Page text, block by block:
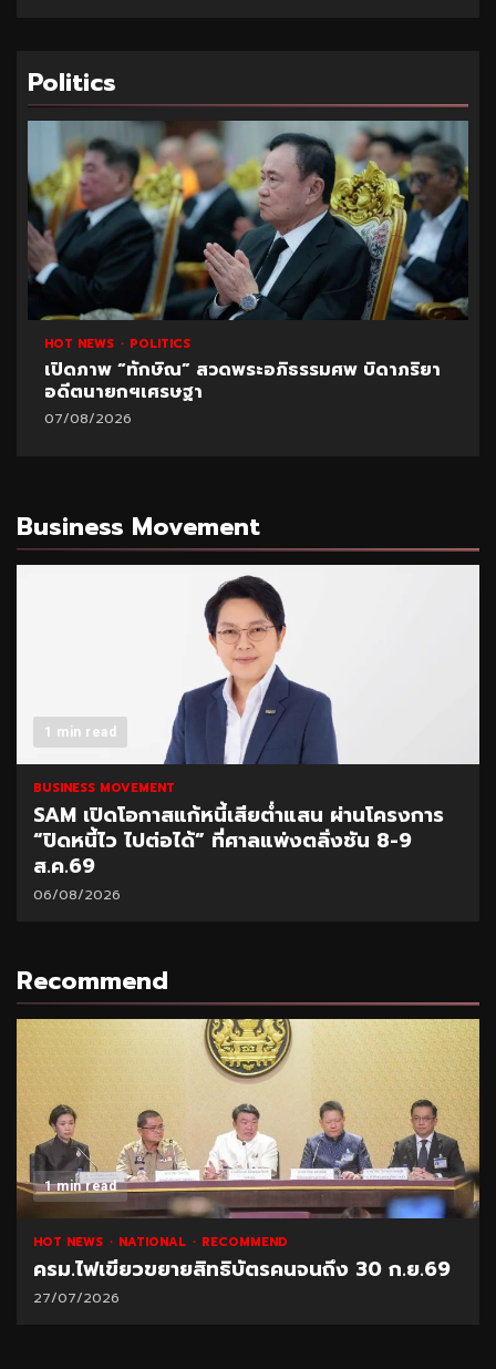
Politics
HOT NEWS POLITICS
เปิดภาพ “ทักษิณ” สวดพระอภิธรรมศพ บิดาภริยา
อดีตนายกฯเศรษฐา
07/08/2026
Business Movement
1 min read
BUSINESS MOVEMENT
SAM เปิดโอกาสแก้หนี้เสียต่ำแสน ผ่านโครงการ
“ปิดหนี้ไว ไปต่อได้” ที่ศาลแพ่งตลิ่งชัน 8-9
ส.ค.69
06/08/2026
Recommend
1 min read
HOT NEWS NATIONAL RECOMMEND
ครม.ไฟเขียวขยายสิทธิบัตรคนจนถึง 30 ก.ย.69
27/07/2026